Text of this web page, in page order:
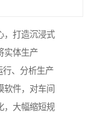
，打造沉浸式
实体生产
行、分析生产
件，对车间
，大幅缩短规